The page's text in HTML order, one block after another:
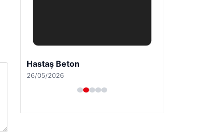
Hastaş Beton